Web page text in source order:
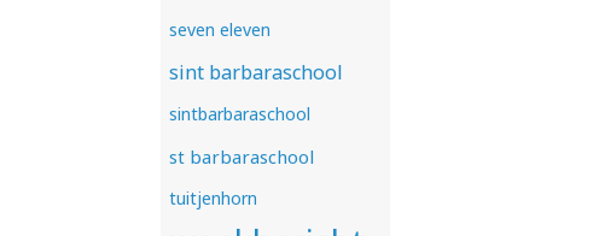
seven eleven
sint barbaraschool
sintbarbaraschool
st barbaraschool
tuitjenhorn